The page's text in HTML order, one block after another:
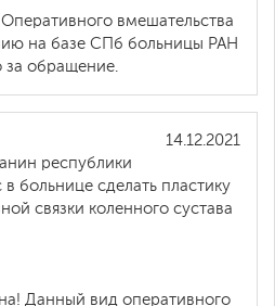
вмешательства
на базе СПб больницы РАН
обращение.
14.12.2021
республики
в больнице сделать пластику
связки коленного сустава
Данный вид оперативного